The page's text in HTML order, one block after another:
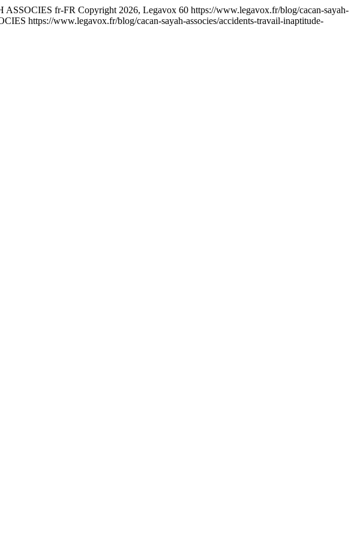
ASSOCIES fr-FR Copyright 2026, Legavox 60 https://www.legavox.fr/blog/cacan-sayah-
https://www.legavox.fr/blog/cacan-sayah-associes/accidents-travail-inaptitude-